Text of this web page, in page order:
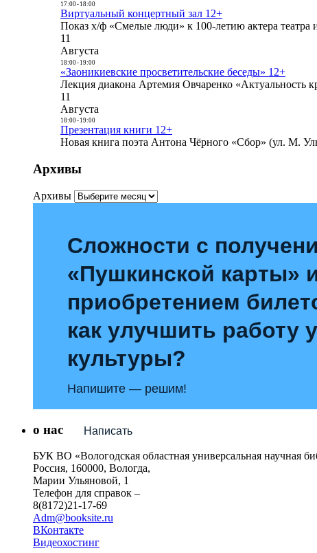
17:00- 18:00
Виртуальный концертный зал 12+
Показ х/ф «Смелые люди» к 100-летию актера
11
Августа
18:00- 19:00
«Заоникиевские просветительские беседы» 12+
Лекция диакона Артемия Овчаренко «Актуальность
11
Августа
18:00- 19:00
Презентация книги 12+
Новая книга поэта Антона Чёрного «Сбор» (ул. М.
Архивы
Архивы
Сложности с
«Пушкинской карты»
приобретением
как улучшить работу
культуры?
Напишите — решим!
Написать
о нас
БУК ВО «Вологодская областная универсальная научная
Россия, 160000, Вологда,
Марии Ульяновой, 1
Телефон для справок –
8(8172)21-17-69
Adm@booksite.ru
ВКонтакте
Видеохостинг